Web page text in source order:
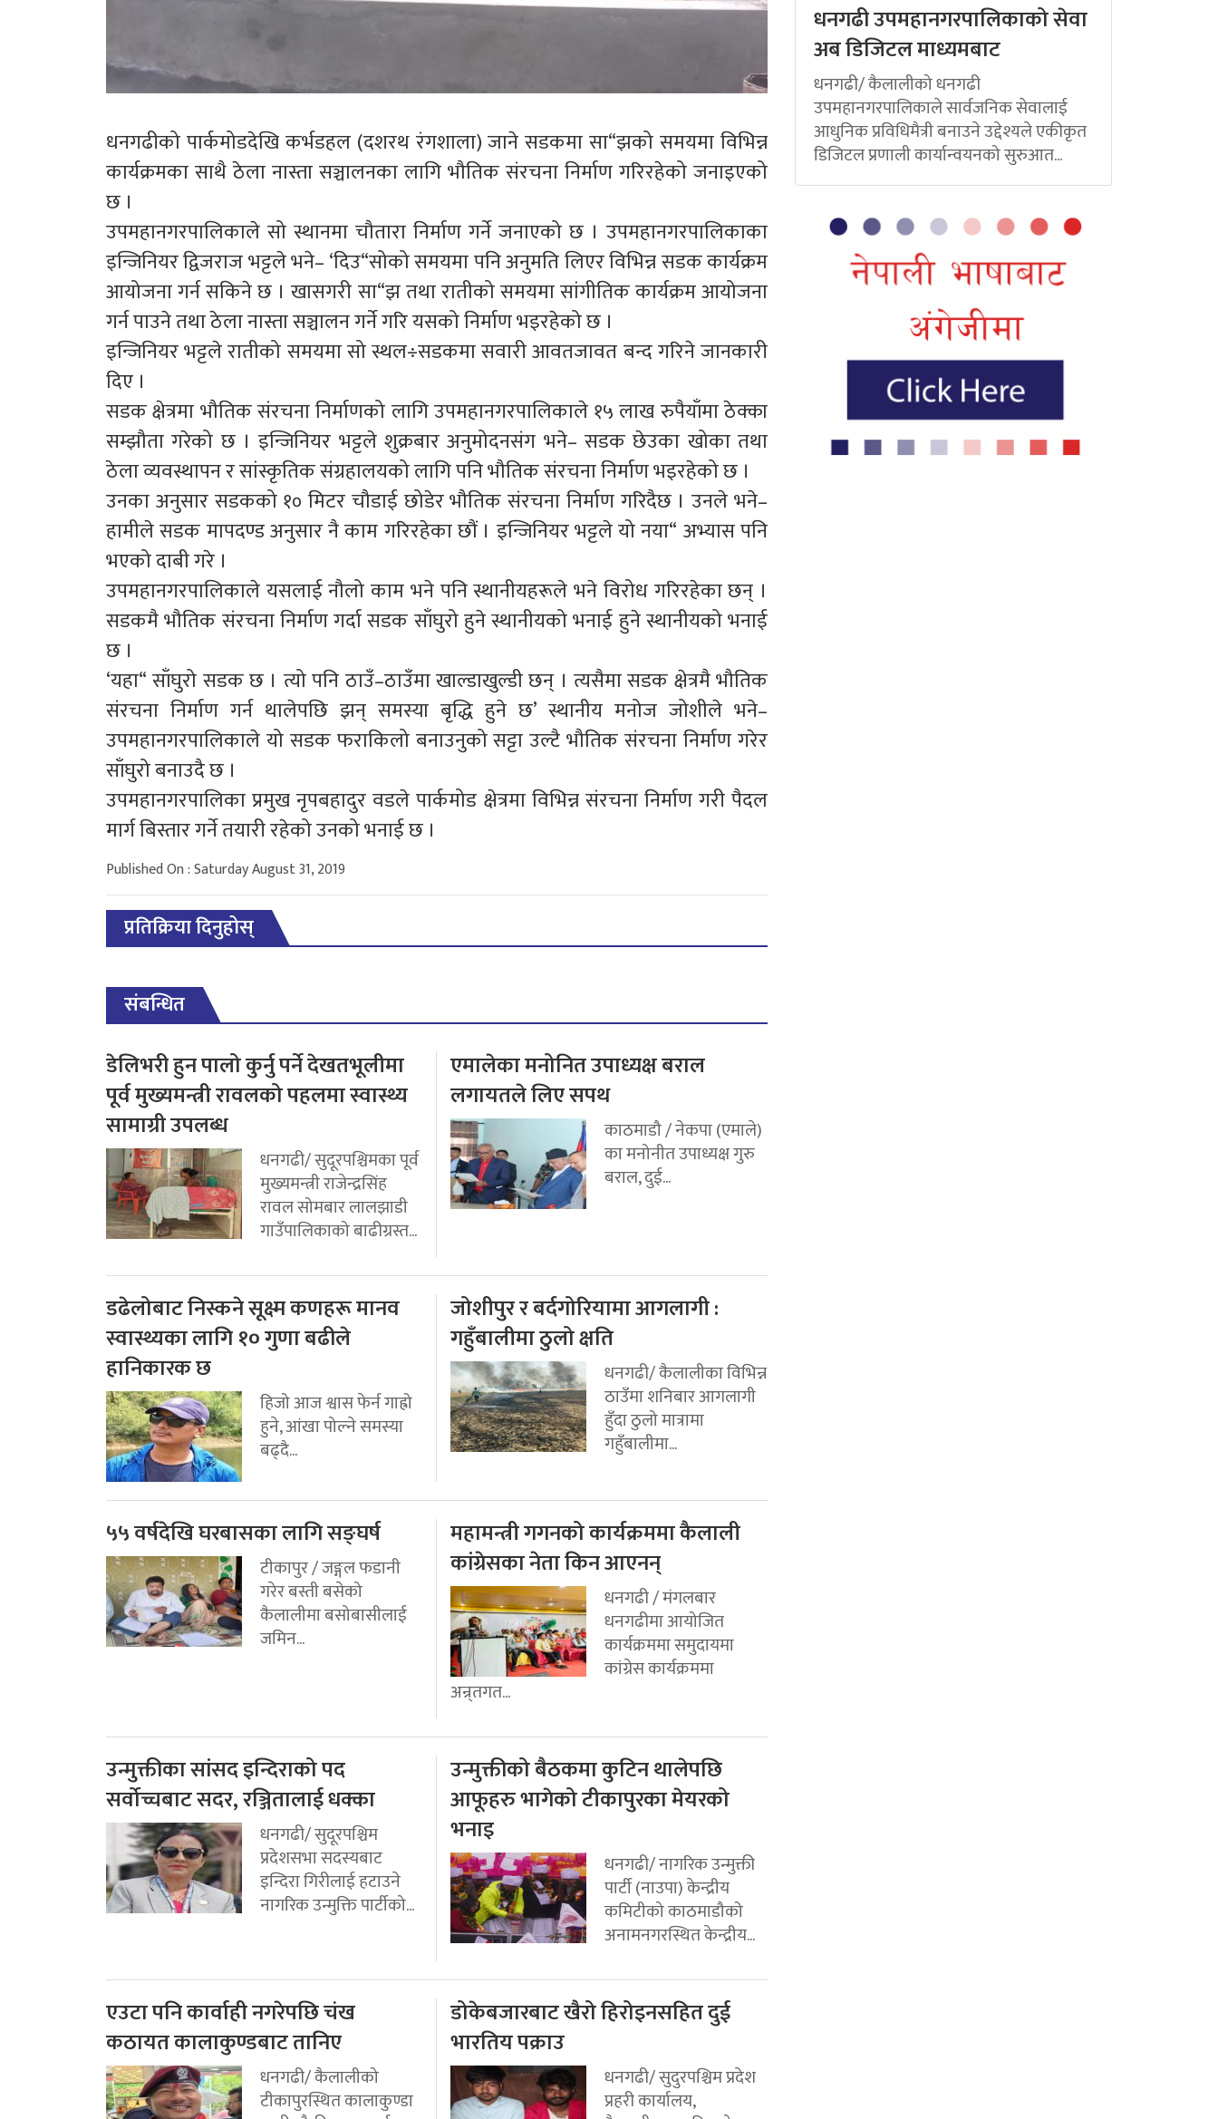
धनगढीको पार्कमोडदेखि कर्भडहल (दशरथ रंगशाला) जाने सडकमा सा“झको समयमा विभिन्न
कार्यक्रमका साथै ठेला नास्ता सञ्चालनका लागि भौतिक संरचना निर्माण गरिरहेको जनाइएको
छ ।
उपमहानगरपालिकाले सो स्थानमा चौतारा निर्माण गर्ने जनाएको छ । उपमहानगरपालिकाका
इन्जिनियर द्विजराज भट्टले भने– ‘दिउ“सोको समयमा पनि अनुमति लिएर विभिन्न सडक कार्यक्रम
आयोजना गर्न सकिने छ । खासगरी सा“झ तथा रातीको समयमा सांगीतिक कार्यक्रम आयोजना
गर्न पाउने तथा ठेला नास्ता सञ्चालन गर्ने गरि यसको निर्माण भइरहेको छ ।
इन्जिनियर भट्टले रातीको समयमा सो स्थल÷सडकमा सवारी आवतजावत बन्द गरिने जानकारी
दिए ।
सडक क्षेत्रमा भौतिक संरचना निर्माणको लागि उपमहानगरपालिकाले १५ लाख रुपैयाँमा ठेक्का
सम्झौता गरेको छ । इन्जिनियर भट्टले शुक्रबार अनुमोदनसंग भने– सडक छेउका खोका तथा
ठेला व्यवस्थापन र सांस्कृतिक संग्रहालयको लागि पनि भौतिक संरचना निर्माण भइरहेको छ ।
उनका अनुसार सडकको १० मिटर चौडाई छोडेर भौतिक संरचना निर्माण गरिदैछ । उनले भने–
हामीले सडक मापदण्ड अनुसार नै काम गरिरहेका छौं । इन्जिनियर भट्टले यो नया“ अभ्यास पनि
भएको दाबी गरे ।
उपमहानगरपालिकाले यसलाई नौलो काम भने पनि स्थानीयहरूले भने विरोध गरिरहेका छन् ।
सडकमै भौतिक संरचना निर्माण गर्दा सडक साँघुरो हुने स्थानीयको भनाई हुने स्थानीयको भनाई
छ ।
‘यहा“ साँघुरो सडक छ । त्यो पनि ठाउँ–ठाउँमा खाल्डाखुल्डी छन् । त्यसैमा सडक क्षेत्रमै भौतिक
संरचना निर्माण गर्न थालेपछि झन् समस्या बृद्धि हुने छ’ स्थानीय मनोज जोशीले भने–
उपमहानगरपालिकाले यो सडक फराकिलो बनाउनुको सट्टा उल्टै भौतिक संरचना निर्माण गरेर
साँघुरो बनाउदै छ ।
उपमहानगरपालिका प्रमुख नृपबहादुर वडले पार्कमोड क्षेत्रमा विभिन्न संरचना निर्माण गरी पैदल
मार्ग बिस्तार गर्ने तयारी रहेको उनको भनाई छ ।
Published On : Saturday August 31, 2019
प्रतिक्रिया दिनुहोस्
संबन्धित
डेलिभरी हुन पालो कुर्नु पर्ने देखतभूलीमा
पूर्व मुख्यमन्त्री रावलको पहलमा स्वास्थ्य
सामाग्री उपलब्ध
धनगढी/ सुदूरपश्चिमका पूर्व
मुख्यमन्त्री राजेन्द्रसिंह
रावल सोमबार लालझाडी
गाउँपालिकाको बाढीग्रस्त...
एमालेका मनोनित उपाध्यक्ष बराल
लगायतले लिए सपथ
काठमाडौ / नेकपा (एमाले)
का मनोनीत उपाध्यक्ष गुरु
बराल, दुई...
डढेलोबाट निस्कने सूक्ष्म कणहरू मानव
स्वास्थ्यका लागि १० गुणा बढीले
हानिकारक छ
हिजो आज श्वास फेर्न गाह्रो
हुने, आंखा पोल्ने समस्या
बढ्दै...
जोशीपुर र बर्दगोरियामा आगलागी :
गहुँबालीमा ठुलो क्षति
धनगढी/ कैलालीका विभिन्न
ठाउँमा शनिबार आगलागी
हुँदा ठुलो मात्रामा
गहुँबालीमा...
५५ वर्षदेखि घरबासका लागि सङ्घर्ष
टीकापुर / जङ्गल फडानी
गरेर बस्ती बसेको
कैलालीमा बसोबासीलाई
जमिन...
महामन्त्री गगनको कार्यक्रममा कैलाली
कांग्रेसका नेता किन आएनन्
धनगढी / मंगलबार
धनगढीमा आयोजित
कार्यक्रममा समुदायमा
कांग्रेस कार्यक्रममा
अन्र्तगत...
उन्मुक्तीका सांसद इन्दिराको पद
सर्वोच्चबाट सदर, रञ्जितालाई धक्का
धनगढी/ सुदूरपश्चिम
प्रदेशसभा सदस्यबाट
इन्दिरा गिरीलाई हटाउने
नागरिक उन्मुक्ति पार्टीको...
उन्मुक्तीको बैठकमा कुटिन थालेपछि
आफूहरु भागेको टीकापुरका मेयरको
भनाइ
धनगढी/ नागरिक उन्मुक्ती
पार्टी (नाउपा) केन्द्रीय
कमिटीको काठमाडौको
अनामनगरस्थित केन्द्रीय...
एउटा पनि कार्वाही नगरेपछि चंख
कठायत कालाकुण्डबाट तानिए
धनगढी/ कैलालीको
टीकापुरस्थित कालाकुण्डा
डोकेबजारबाट खैरो हिरोइनसहित दुई
भारतिय पक्राउ
धनगढी/ सुदुरपश्चिम प्रदेश
प्रहरी कार्यालय,
धनगढी उपमहानगरपालिकाको सेवा
अब डिजिटल माध्यमबाट
धनगढी/ कैलालीको धनगढी
उपमहानगरपालिकाले सार्वजनिक सेवालाई
आधुनिक प्रविधिमैत्री बनाउने उद्देश्यले एकीकृत
डिजिटल प्रणाली कार्यान्वयनको सुरुआत...